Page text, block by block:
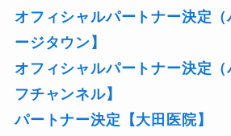
オフィシャルパートナー決定（
ージタウン】
オフィシャルパートナー決定
フチャンネル】
パートナー決定【大田医院】